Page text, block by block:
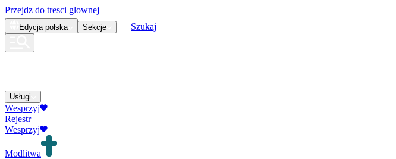
Przejdz do tresci glownej
Edycja polska Sekcje Szukaj
Usługi
Wesprzyj
Rejestr
Wesprzyj
Modlitwa